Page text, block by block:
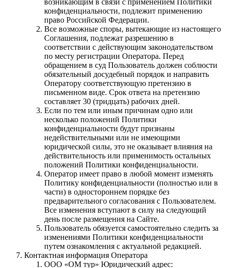
возникающим в связи с применением Политики
конфиденциальности, подлежит применению
право Российской Федерации.
Все возможные споры, вытекающие из настоящего
Соглашения, подлежат разрешению в
соответствии с действующим законодательством
по месту регистрации Оператора. Перед
обращением в суд Пользователь должен соблюсти
обязательный досудебный порядок и направить
Оператору соответствующую претензию в
письменном виде. Срок ответа на претензию
составляет 30 (тридцать) рабочих дней.
Если по тем или иным причинам одно или
несколько положений Политики
конфиденциальности будут признаны
недействительными или не имеющими
юридической силы, это не оказывает влияния на
действительность или применимость остальных
положений Политики конфиденциальности.
Оператор имеет право в любой момент изменять
Политику конфиденциальности (полностью или в
части) в одностороннем порядке без
предварительного согласования с Пользователем.
Все изменения вступают в силу на следующий
день после размещения на Сайте.
Пользователь обязуется самостоятельно следить за
изменениями Политики конфиденциальности
путем ознакомления с актуальной редакцией.
Контактная информация Оператора
ООО «ОМ тур» Юридический адрес: